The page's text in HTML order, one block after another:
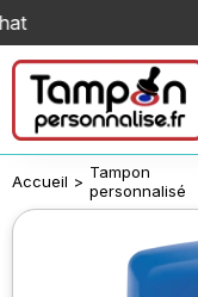
Accueil > Tampon
personnalisé